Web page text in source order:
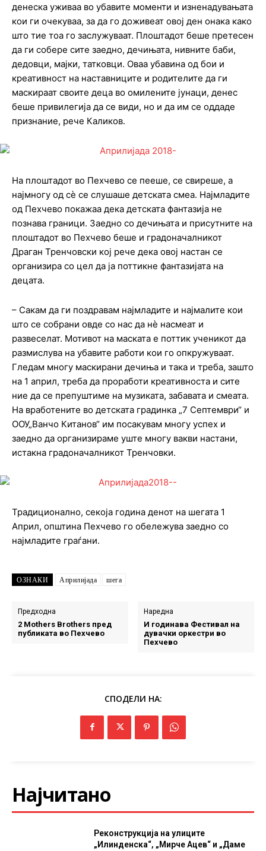
денеска уживаа во убавите моменти и изненадувањата
кои ги очекуваа, за да го доживеат овој ден онака како
што тие тоа го заслужуваат. Плоштадот беше претесен
да ги собере сите заедно, дечињата, нивните баби,
дедовци, мајки, татковци. Оваа убавина од бои и
креативност на наставниците и родителите да ги
маскираат своите деца во омилените јунаци, денес
беше привилегија да се види, но и да им се оддаде
признание, рече Каликов.
На плоштадот во Пехчево се пееше, се свиреше, а
најмногу од сѐ се слушаше детската смеа. Најмладите
од Пехчево покажаа дека детската фантазија не
познава граници. Заедно со дечињата и присутните на
плоштадот во Пехчево беше и градоначалникот
Драган Тренчовски кој рече дека овој настан се
организира со цел да ја поттикне фантазијата на
децата.
– Сакам да ги поздравам најмладите и најмалите кои
што се собрани овде со нас да нѐ насмеат и
развеселат. Мотивот на маската е поттик ученикот да
размислува на убавите работи кои го опкружуваат.
Гледам многу маскирани дечиња и така и треба, зашто
на 1 април, треба да проработи креативноста и сите
ние да се препуштиме на музиката, забавата и смеата.
На вработените во детската градинка „7 Септември“ и
ООУ„Ванчо Китанов“ им посакувам многу успех и
заедно да организираме уште многу вакви настани,
истакна градоначалникот Тренчовки.
Традиционално, секоја година денот на шегата 1
Април, општина Пехчево го обележува заедно со
најмладите граѓани.
ОЗНАКИ Априлијада шега
Предходна
2 Mothers Brothers пред
публиката во Пехчево
Наредна
И годинава Фестивал на
дувачки оркестри во
Пехчево
СПОДЕЛИ НА:
Најчитано
Реконструкција на улиците
„Илинденска“, „Мирче Ацев“ и „Даме